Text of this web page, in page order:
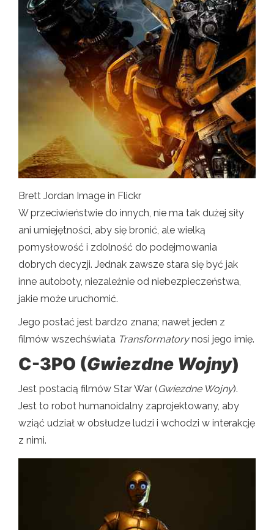
Brett Jordan Image in Flickr
W przeciwieństwie do innych, nie ma tak dużej siły
ani umiejętności, aby się bronić, ale wielką
pomysłowość i zdolność do podejmowania
dobrych decyzji. Jednak zawsze stara się być jak
inne autoboty, niezależnie od niebezpieczeństwa,
jakie może uruchomić.
Jego postać jest bardzo znana; nawet jeden z
filmów wszechświata Transformatorynosi jego imię.
C-3PO (Gwiezdne Wojny)
Jest postacią filmów Star War (Gwiezdne Wojny).
Jest to robot humanoidalny zaprojektowany, aby
wziąć udział w obsłudze ludzi i wchodzi w interakcję
z nimi.